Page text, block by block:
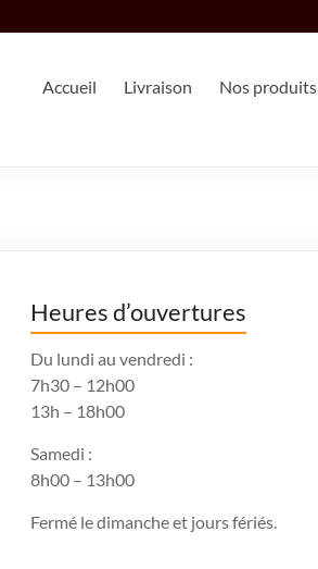
Accueil Livraison Nos produits
Heures d’ouvertures
Du lundi au vendredi :
7h30 – 12h00
13h – 18h00
Samedi :
8h00 – 13h00
Fermé le dimanche et jours fériés.